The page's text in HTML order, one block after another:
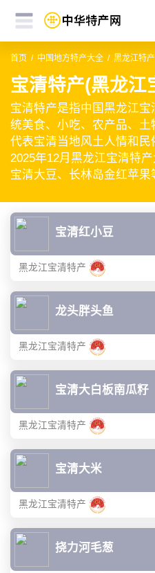
首页 中国地方特产大全 黑龙江特产
宝清特产(黑龙江
宝清特产是指中国黑龙江
统美食、小吃、农产品、
代表宝清当地风土人情和民
2025年12月黑龙江宝清特
宝清大豆、长林岛金红苹果
宝清红小豆
黑龙江宝清特产
龙头胖头鱼
黑龙江宝清特产
宝清大白板南瓜籽
黑龙江宝清特产
宝清大米
黑龙江宝清特产
挠力河毛葱